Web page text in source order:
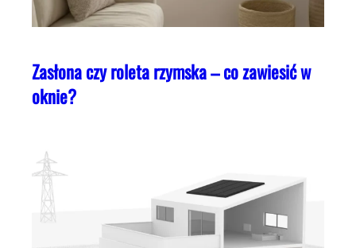
Zasłona czy roleta rzymska – co zawiesić w
oknie?